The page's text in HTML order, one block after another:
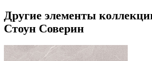
Другие элементы
Стоун Соверин